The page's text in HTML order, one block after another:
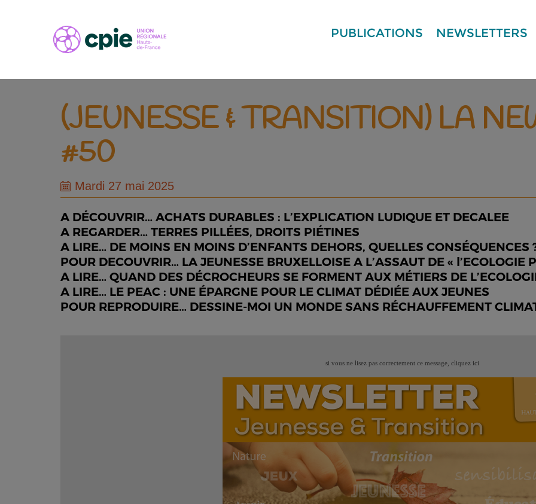
PUBLICATIONS NEWSLETTERS
(JEUNESSE & TRANSITION) LA
#50
Mardi 27 mai 2025
A DÉCOUVRIR… ACHATS DURABLES : L’EXPLICATION LUDIQUE ET DECALEE
A REGARDER… TERRES PILLÉES, DROITS PIÉTINES
A LIRE… DE MOINS EN MOINS D’ENFANTS DEHORS, QUELLES CONSÉQUENCES
POUR DECOUVRIR… LA JEUNESSE BRUXELLOISE A L’ASSAUT DE « l’ECOLOGIE
A LIRE… QUAND DES DÉCROCHEURS SE FORMENT AUX MÉTIERS DE
A LIRE… LE PEAC : UNE ÉPARGNE POUR LE CLIMAT DÉDIÉE AUX JEUNES
POUR REPRODUIRE… DESSINE-MOI UN MONDE SANS RÉCHAUFFEMENT
si vous ne lisez pas correctement ce message, cliquez ici